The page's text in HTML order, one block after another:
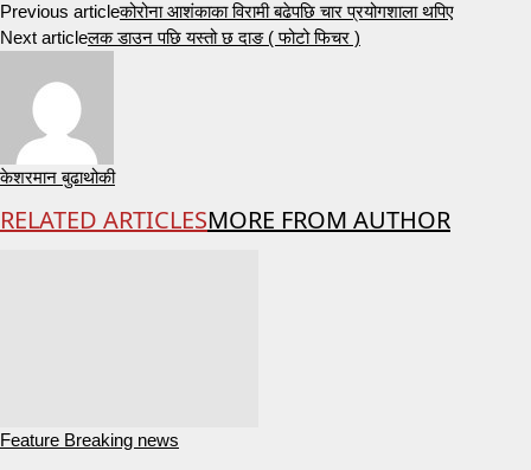
Previous articleकोरोना आशंकाका विरामी बढेपछि चार प्रयोगशाला थपिए
Next articleलक डाउन पछि यस्तो छ दाङ ( फोटो फिचर )
केशरमान बुढाथोकी
RELATED ARTICLESMORE FROM AUTHOR
Feature Breaking news